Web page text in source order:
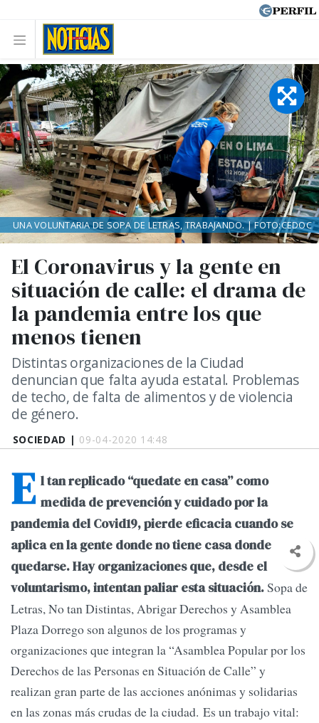
SOCIEDAD | 09-04-2020 14:48
El Coronavirus y la gente en
situación de calle: el drama de
la pandemia entre los que
menos tienen
Distintas organizaciones de la Ciudad
denuncian que falta ayuda estatal. Problemas
de techo, de falta de alimentos y de violencia
de género.
UNA VOLUNTARIA DE SOPA DE LETRAS, TRABAJANDO. | FOTO:CEDOC
E l tan replicado “quedate en casa” como
medida de prevención y cuidado por la
pandemia del Covid19, pierde eficacia cuando se
aplica en la gente donde no tiene casa donde
quedarse. Hay organizaciones que, desde el
voluntarismo, intentan paliar esta situación.Sopa de
Letras, No tan Distintas, Abrigar Derechos y Asamblea
Plaza Dorrego son algunos de los programas y
organizaciones que integran la “Asamblea Popular por los
Derechos de las Personas en Situación de Calle” y
realizan gran parte de las acciones anónimas y solidarias
en las zonas más crudas de la ciudad. Es un trabajo vital: